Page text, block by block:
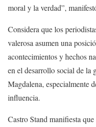
moral y la verdad”,
Considera que los
valerosa asumen una
acontecimientos y hechos
en el desarrollo social de la
Magdalena, especialmente
influencia.
Castro Stand manifiesta